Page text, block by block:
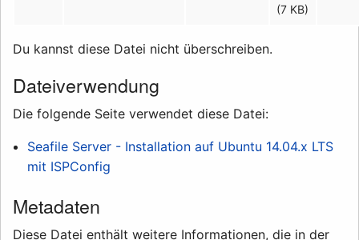
(7 KB)
Du kannst diese Datei nicht überschreiben.
Dateiverwendung
Die folgende Seite verwendet diese Datei:
Seafile Server - Installation auf Ubuntu 14.04.x LTS
mit ISPConfig
Metadaten
Diese Datei enthält weitere Informationen, die in der